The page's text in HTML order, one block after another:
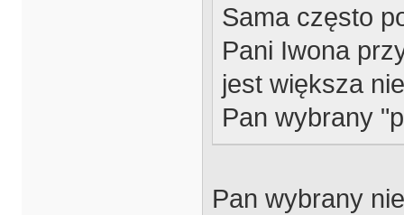
Sama często
Pani Iwona
jest większa
Pan wybrany
Pan wybrany